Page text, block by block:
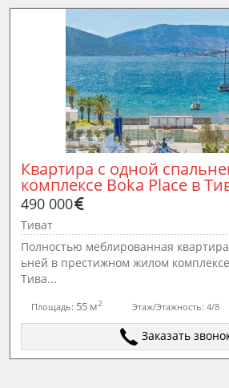
Квартира с одной
комплексе Boka Place в
490 000
Тиват
Полностью меблированная
ьней в престижном жилом
Тива...
Площадь: 55 м2 Этаж/Этажность:4/8
Заказать